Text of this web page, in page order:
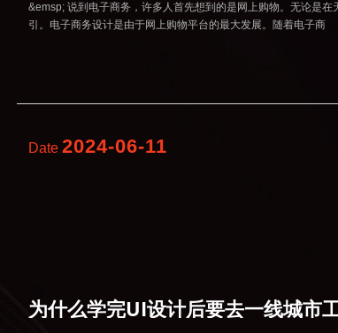
&emsp; 说到电子商务，许多人首先想到的是网上购物。无论是
引。电子商务设计是由于网上购物平台的最大发展。随着电子商
Date2024-06-11
为什么学完UI设计后要去一线城市